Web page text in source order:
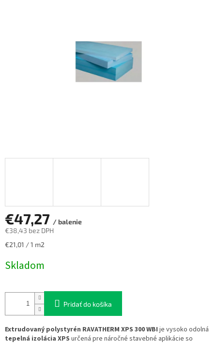
€47,27 / balenie
€38,43 bez DPH
Jednotková
€21,01 / 1 m2
Skladom
Pridať do košíka
Extrudovaný polystyrén RAVATHERM XPS 300 WBI je vysoko odolná
tepelná izolácia XPS určená pre náročné stavebné aplikácie so